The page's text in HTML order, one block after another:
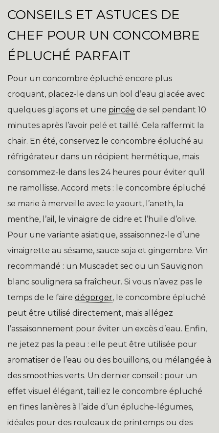
CONSEILS ET ASTUCES DE
CHEF POUR UN CONCOMBRE
ÉPLUCHÉ PARFAIT
Pour un concombre épluché encore plus
croquant, placez-le dans un bol d’eau glacée avec
quelques glaçons et une pincée de sel pendant 10
minutes après l’avoir pelé et taillé. Cela raffermit la
chair. En été, conservez le concombre épluché au
réfrigérateur dans un récipient hermétique, mais
consommez-le dans les 24 heures pour éviter qu’il
ne ramollisse. Accord mets : le concombre épluché
se marie à merveille avec le yaourt, l’aneth, la
menthe, l’ail, le vinaigre de cidre et l’huile d’olive.
Pour une variante asiatique, assaisonnez-le d’une
vinaigrette au sésame, sauce soja et gingembre. Vin
recommandé : un Muscadet sec ou un Sauvignon
blanc soulignera sa fraîcheur. Si vous n’avez pas le
temps de le faire dégorger, le concombre épluché
peut être utilisé directement, mais allégez
l’assaisonnement pour éviter un excès d’eau. Enfin,
ne jetez pas la peau : elle peut être utilisée pour
aromatiser de l’eau ou des bouillons, ou mélangée à
des smoothies verts. Un dernier conseil : pour un
effet visuel élégant, taillez le concombre épluché
en fines lanières à l’aide d’un épluche-légumes,
idéales pour des rouleaux de printemps ou des